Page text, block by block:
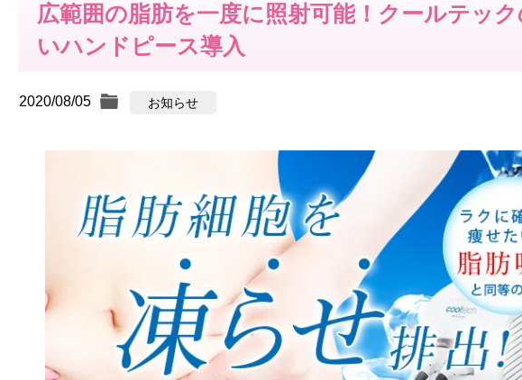
広範囲の脂肪を一度に照射可能！クールテック
いハンドピース導入
2020/08/05 お知らせ